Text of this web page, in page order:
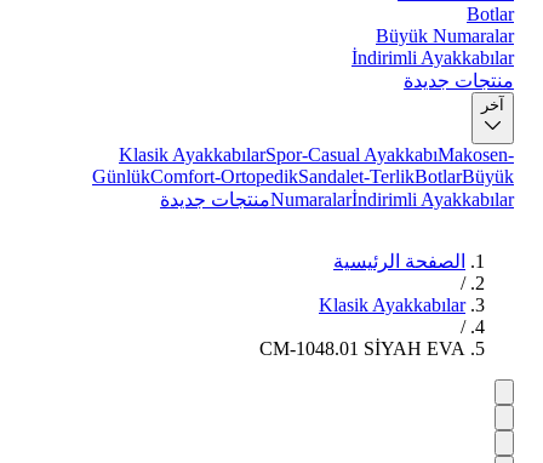
Botlar
Büyük Numaralar
İndirimli Ayakkabılar
منتجات جديدة
آخر
Klasik AyakkabılarSpor-Casual AyakkabıMakosen-
GünlükComfort-OrtopedikSandalet-TerlikBotlarBüyük
Numaralarİndirimli Ayakkabılar منتجات جديدة
الصفحة الرئيسية
/
Klasik Ayakkabılar
/
CM-1048.01 SİYAH EVA